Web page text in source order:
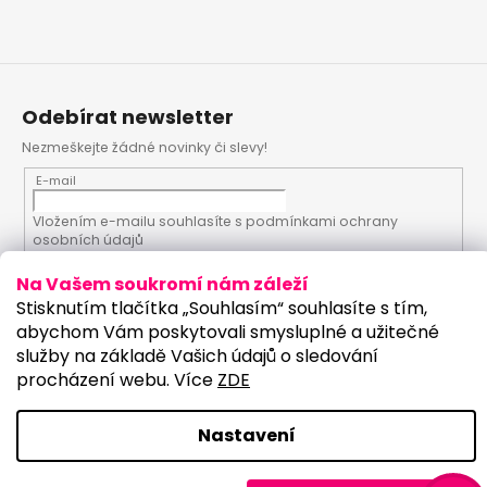
Na Vašem soukromí nám záleží
Stisknutím tlačítka „Souhlasím“ souhlasíte s tím,
abychom Vám poskytovali smysluplné a užitečné
služby na základě Vašich údajů o sledování
procházení webu. Více ZDE
Nastavení
Odebírat newsletter
Nezmeškejte žádné novinky či slevy!
E-mail
Vložením e-mailu souhlasíte s podmínkami ochrany
osobních údajů
PŘIHLÁSIT SE
Upravilo studio:
PartyKostym.cz